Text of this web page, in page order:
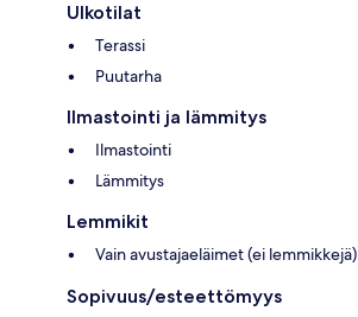
Ulkotilat
Terassi
Puutarha
Ilmastointi ja lämmitys
Ilmastointi
Lämmitys
Lemmikit
Vain avustajaeläimet (ei lemmikkejä)
Sopivuus/esteettömyys